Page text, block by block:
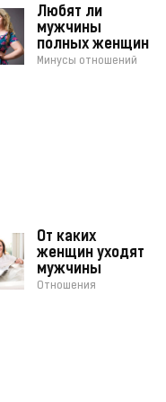
Любят ли
мужчины
полных женщин
Минусы отношений
От каких
женщин уходят
мужчины
Отношения